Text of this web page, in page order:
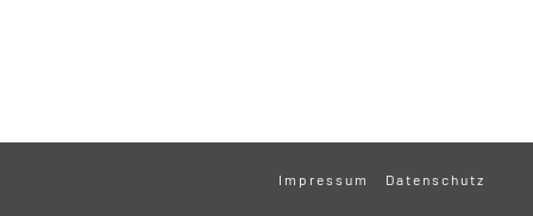
Impressum Datenschutz